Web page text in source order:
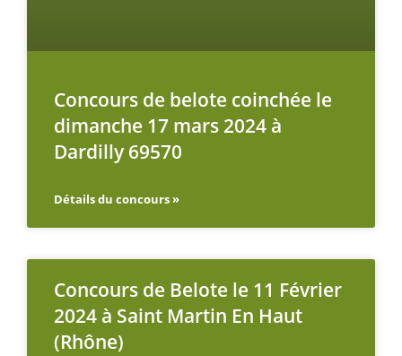
Concours de belote coinchée le
dimanche 17 mars 2024 à
Dardilly 69570
Détails du concours »
Concours de Belote le 11 Février
2024 à Saint Martin En Haut
(Rhône)